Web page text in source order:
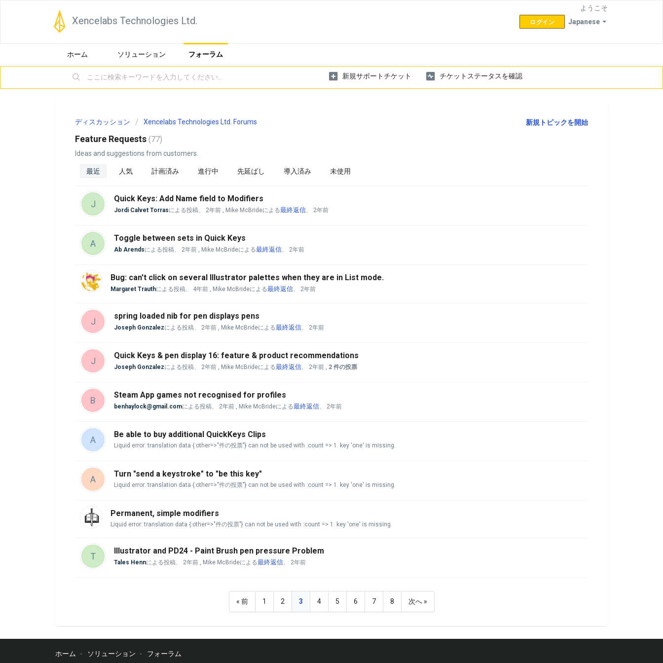
Xencelabs Technologies Ltd. Japanese
ようこそ
ログイン
ホーム ソリューション フォーラム
新規サポートチケット チケットステータスを確認
新規トピックを開始
ディスカッション Xencelabs Technologies Ltd. Forums
Feature Requests 77
Ideas and suggestions from customers.
最近 人気 計画済み 進行中 先延ばし 導入済み 未使用
J
Quick Keys: Add Name field to Modifiers
Jordi Calvet Torrasによる投稿、 2年前 , Mike McBrideによる最終返信、 2年前
A
Toggle between sets in Quick Keys
Ab Arendsによる投稿、 2年前 , Mike McBrideによる最終返信、 2年前
Bug: can't click on several Illustrator palettes when they are in List mode.
Margaret Trauthによる投稿、 4年前 , Mike McBrideによる最終返信、 2年前
J
spring loaded nib for pen displays pens
Joseph Gonzalezによる投稿、 2年前 , Mike McBrideによる最終返信、 2年前
J
Quick Keys & pen display 16: feature & product recommendations
Joseph Gonzalezによる投稿、 2年前 , Mike McBrideによる最終返信、 2年前 , 2 件の投票
B
Steam App games not recognised for profiles
benhaylock@gmail.comによる投稿、 2年前 , Mike McBrideによる最終返信、 2年前
A
Be able to buy additional QuickKeys Clips
Liquid error: translation data {:other=>"件の投票"} can not be used with :count => 1. key 'one' is missing.
A
Turn "send a keystroke" to "be this key"
Liquid error: translation data {:other=>"件の投票"} can not be used with :count => 1. key 'one' is missing.
Permanent, simple modifiers
Liquid error: translation data {:other=>"件の投票"} can not be used with :count => 1. key 'one' is missing.
T
Illustrator and PD24 - Paint Brush pen pressure Problem
Tales Hennによる投稿、 2年前 , Mike McBrideによる最終返信、 2年前
« 前 1 2 3 4 5 6 7 8 次へ »
ホーム ソリューション フォーラム